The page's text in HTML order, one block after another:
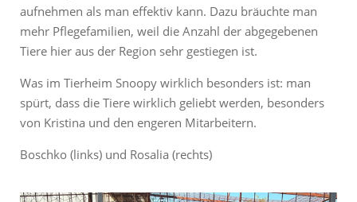
aufnehmen als man effektiv kann. Dazu bräuchte man
mehr Pflegefamilien, weil die Anzahl der abgegebenen
Tiere hier aus der Region sehr gestiegen ist.
Was im Tierheim Snoopy wirklich besonders ist: man
spürt, dass die Tiere wirklich geliebt werden, besonders
von Kristina und den engeren Mitarbeitern.
Boschko (links) und Rosalia (rechts)